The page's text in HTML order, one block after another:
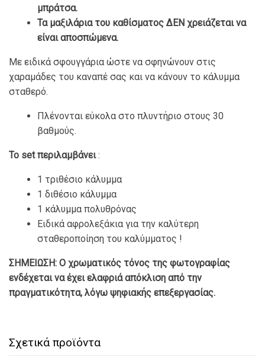
μπράτσα.
Τα μαξιλάρια του καθίσματος ΔΕΝ χρειάζεται να
είναι αποσπώμενα.
Με ειδικά σφουγγάρια ώστε να σφηνώνουν στις
χαραμάδες του καναπέ σας και να κάνουν το κάλυμμα
σταθερό.
Πλένονται εύκολα στο πλυντήριο στους 30
βαθμούς.
To set περιλαμβάνει:
1 τριθέσιο κάλυμμα
1 διθέσιο κάλυμμα
1 κάλυμμα πολυθρόνας
Ειδικά αφρολεξάκια για την καλύτερη
σταθεροποίηση του καλύμματος !
ΣΗΜΕΙΩΣΗ: Ο χρωματικός τόνος της φωτογραφίας
ενδέχεται να έχει ελαφριά απόκλιση από την
πραγματικότητα, λόγω ψηφιακής επεξεργασίας.
Σχετικά προϊόντα